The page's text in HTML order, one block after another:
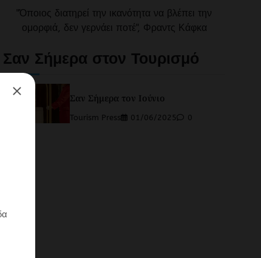
"Όποιος διατηρεί την ικανότητα να βλέπει την
ομορφιά, δεν γερνάει ποτέ", Φραντς Κάφκα
Σαν Σήμερα στον Τουρισμό
Σαν Σήμερα τον Ιούνιο
Tourism Press 01/06/2025 0